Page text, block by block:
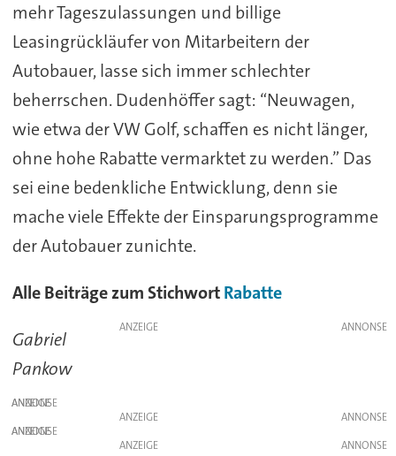
mehr Tageszulassungen und billige
Leasingrückläufer von Mitarbeitern der
Autobauer, lasse sich immer schlechter
beherrschen. Dudenhöffer sagt: “Neuwagen,
wie etwa der VW Golf, schaffen es nicht länger,
ohne hohe Rabatte vermarktet zu werden.” Das
sei eine bedenkliche Entwicklung, denn sie
mache viele Effekte der Einsparungsprogramme
der Autobauer zunichte.
Alle Beiträge zum StichwortRabatte
ANZEIGE
Gabriel
Pankow
ANZEIGE
ANZEIGE
ANZEIGE
ANZEIGE